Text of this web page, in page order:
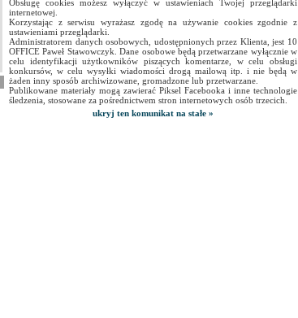
Obsługę cookies możesz wyłączyć w ustawieniach Twojej przeglądarki
internetowej.
Korzystając z serwisu wyrażasz zgodę na używanie cookies zgodnie z
ustawieniami przeglądarki.
Administratorem danych osobowych, udostępnionych przez Klienta, jest 10
OFFICE Paweł Stawowczyk. Dane osobowe będą przetwarzane wyłącznie w
celu identyfikacji użytkowników piszących komentarze, w celu obsługi
konkursów, w celu wysyłki wiadomości drogą mailową itp. i nie będą w
żaden inny sposób archiwizowane, gromadzone lub przetwarzane.
Publikowane materiały mogą zawierać Piksel Facebooka i inne technologie
śledzenia, stosowane za pośrednictwem stron internetowych osób trzecich.
ukryj ten komunikat na stałe »